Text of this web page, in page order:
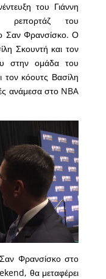
του Γιάννη
ρεπορτάζ του
Σαν Φρανσίσκο. Ο
Σκουντή και τον
στην ομάδα του
τον κόουτς Βασίλη
ανάμεσα στο NBA
Φρανσίσκο στο
θα μεταφέρει